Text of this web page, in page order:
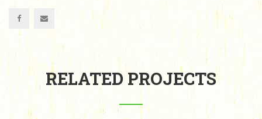
RELATED PROJECTS